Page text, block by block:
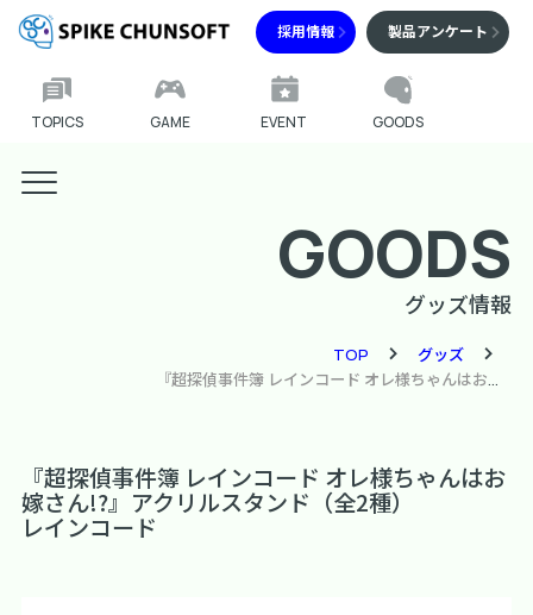
採用情報 製品アンケート
TOPICS GAME EVENT GOODS
GOODS
グッズ情報
TOP
グッズ
『超探偵事件簿 レインコード オレ様ちゃんはお嫁さん!?』アクリルスタンド（全2種）
『超探偵事件簿 レインコード オレ様ちゃんはお
嫁さん!?』アクリルスタンド（全2種）
レインコード